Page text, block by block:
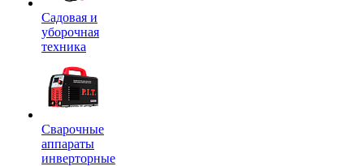
Садовая и
уборочная
техника
Сварочные
аппараты
инверторные